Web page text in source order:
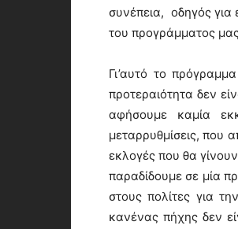
συνέπεια, οδηγός για
του προγράμματος
Γι’αυτό το
προτεραιότητα δεν
αφήσουμε καμία
μεταρρυθμίσεις, που
εκλογές που θα
παραδίδουμε σε μία
στους πολίτες για
κανένας πήχης δεν